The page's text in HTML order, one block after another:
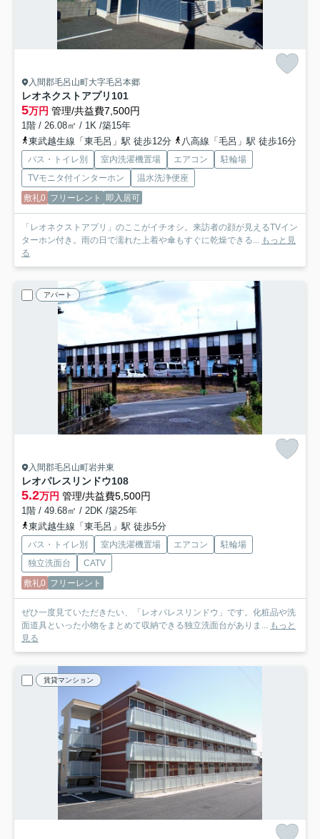
入間郡毛呂山町大字毛呂本郷
レオネクストアプリ101
5万円 管理/共益費7,500円
1階 / 26.08㎡ / 1K /築15年
東武越生線「東毛呂」駅 徒歩12分
八高線「毛呂」駅 徒歩16分
バス・トイレ別 室内洗濯機置場 エアコン
駐輪場
TVモニタ付インターホン
温水洗浄便座
敷礼0 フリーレント 即入居可
「レオネクストアプリ」のここがイチオシ。来訪者の顔が見えるTVイン
ターホン付き。雨の日で濡れた上着や傘もすぐに乾燥できる... もっと見
る
アパート
入間郡毛呂山町岩井東
レオパレスリンドウ108
5.2万円 管理/共益費5,500円
1階 / 49.68㎡ / 2DK /築25年
東武越生線「東毛呂」駅 徒歩5分
バス・トイレ別 室内洗濯機置場 エアコン
駐輪場
独立洗面台
CATV
敷礼0 フリーレント
ぜひ一度見ていただきたい、「レオパレスリンドウ」です。化粧品や洗
面道具といった小物をまとめて収納できる独立洗面台がありま... もっと
見る
賃貸マンション